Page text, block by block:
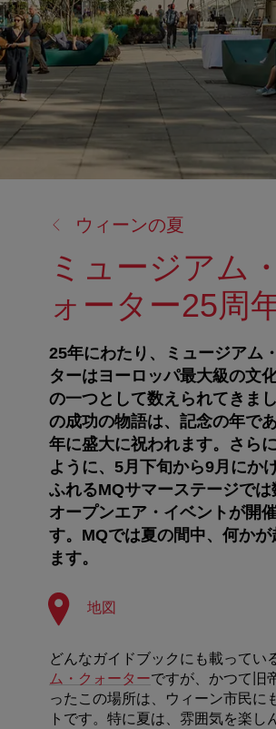
ウィーンの夏
ミュージアム
ォーター25周
25年にわたり、ミュージアム
ターはヨーロッパ最大級の文
の一つとして数えられてきま
の成功の物語は、記念の年で
年に盛大に祝われます。さら
ように、5月下旬から9月にか
ふれるMQサマーステージでは
オープンエア・イベントが開
す。MQでは夏の間中、何かが
ます。
地図
どんなガイドブックにも載ってい
ム・クォーターですが、かつて旧
ったこの場所は、ウィーン市民に
トです。特に夏は、雰囲気を楽し